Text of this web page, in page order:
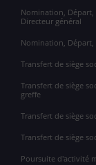
Nomination,
Directeur général
Nomination,
Transfert de siège
Transfert de siège
greffe
Transfert de siège
Transfert de siège
Poursuite d'activité